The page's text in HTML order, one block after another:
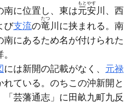
南に位置し、東は元安
もとやす
川、西
び支流の竜
たつ
川に挟まれる。南
南にあるため名が付けられた
には新開の記載がなく、 元禄
れている。のちこの沖新開と
「芸藩通志」に田畝九町九反